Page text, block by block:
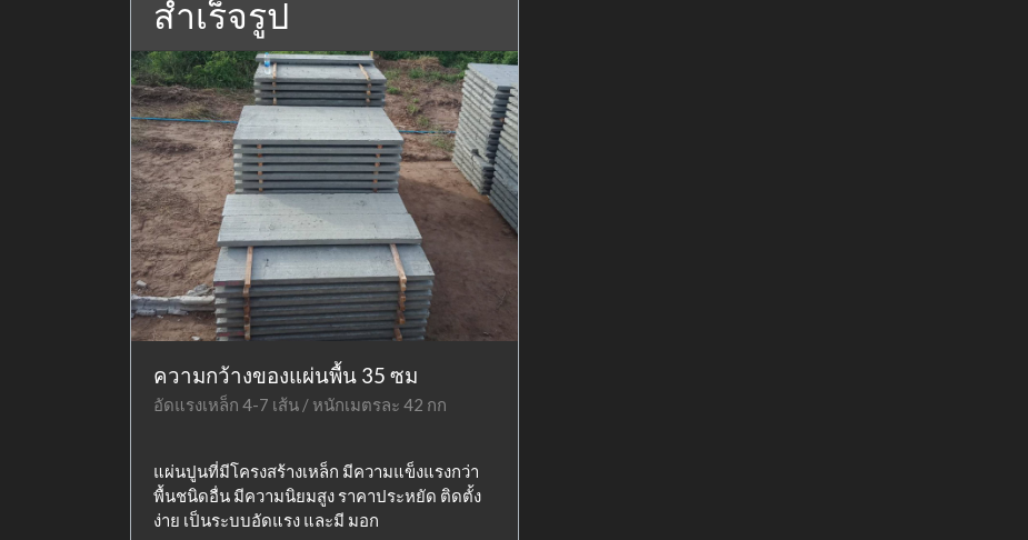
สำเร็จรูป
ความกว้างของแผ่นพื้น 35 ซม
อัดแรงเหล็ก 4-7 เส้น / หนักเมตรละ 42 กก
แผ่นปูนที่มีโครงสร้างเหล็ก มีความแข็งแรงกว่า
พื้นชนิดอื่น มีความนิยมสูง ราคาประหยัด ติดตั้ง
ง่าย เป็นระบบอัดแรง และมี มอก